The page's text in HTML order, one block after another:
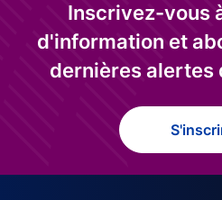
Inscrivez-vous
d'information et
dernières alertes